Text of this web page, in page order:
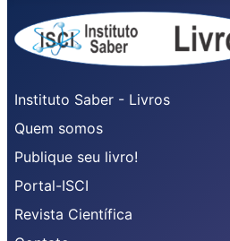
Instituto Saber - Livros
Quem somos
Publique seu livro!
Portal-ISCI
Revista Científica